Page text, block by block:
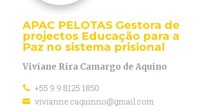
APAC PELOTAS Gestora de
projectos Educação para a
Paz no sistema prisional
Viviane Rira Camargo de Aquino
 +55 9 9 8125 1850
 vivianne.caquinno@gmail.com